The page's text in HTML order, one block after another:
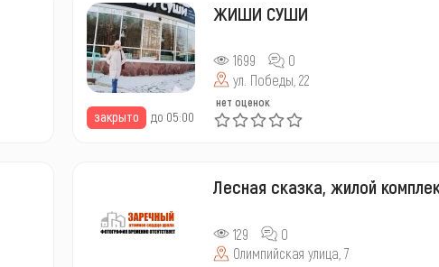
закрыто до 05:00
ЖИШИ СУШИ
1699
0
ул. Победы, 22
нет оценок
Лесная сказка, жилой
129
0
Олимпийская улица, 7